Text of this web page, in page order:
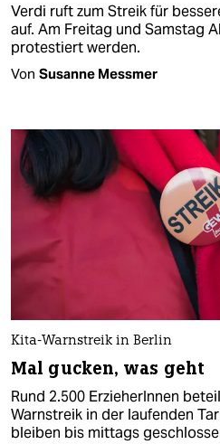
Verdi ruft zum Streik für
auf. Am Freitag und Samstag
protestiert werden.
Von Susanne Messmer
Kita-Warnstreik in Berlin
Mal gucken, was geht
Rund 2.500 ErzieherInnen
Warnstreik in der laufenden
bleiben bis mittags